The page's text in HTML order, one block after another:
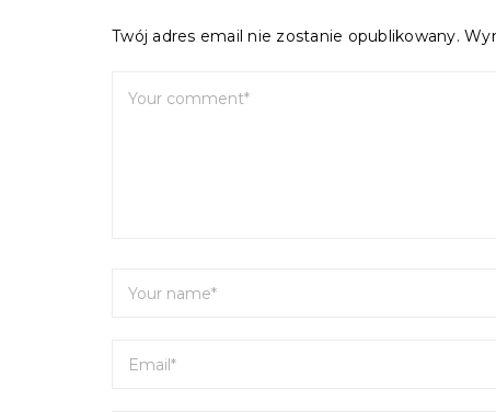
Twój adres email nie zostanie opublikowany.